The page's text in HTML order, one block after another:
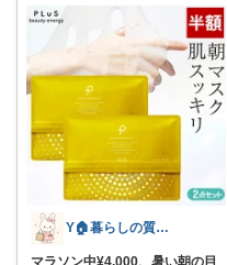
Y🏠暮らしの質が上がる物探し
マラソン中¥4,000、暑い朝の目